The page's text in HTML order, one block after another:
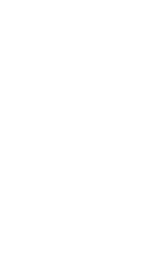
With these
M, cycling
waterproof,
Not
ensures good
and take off
trouser legs. A
maximum
adjusted as